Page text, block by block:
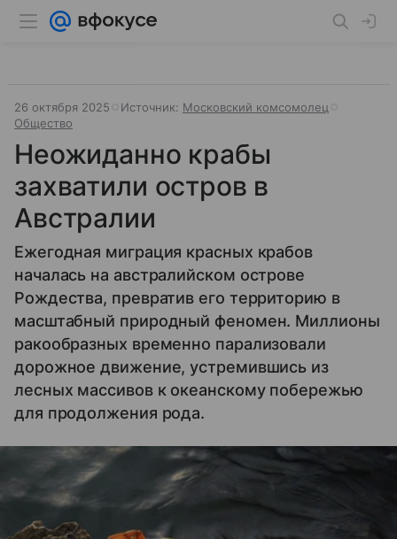
26 октября 2025 Источник: Московский комсомолец
Общество
Неожиданно крабы
захватили остров в
Австралии
Ежегодная миграция красных крабов
началась на австралийском острове
Рождества, превратив его территорию в
масштабный природный феномен. Миллионы
ракообразных временно парализовали
дорожное движение, устремившись из
лесных массивов к океанскому побережью
для продолжения рода.